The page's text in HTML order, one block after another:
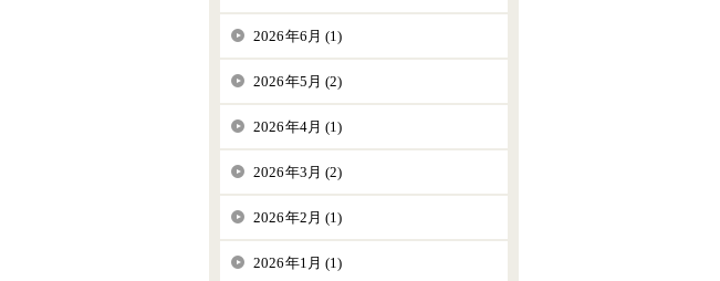
2026年6月 (1)
2026年5月 (2)
2026年4月 (1)
2026年3月 (2)
2026年2月 (1)
2026年1月 (1)